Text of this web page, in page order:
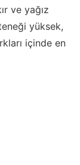
ve yağız
yüksek,
içinde en